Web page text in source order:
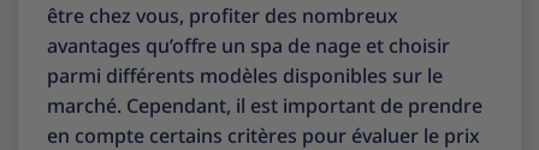
être chez vous, profiter des nombreux
avantages qu’offre un spa de nage et choisir
parmi différents modèles disponibles sur le
marché. Cependant, il est important de prendre
en compte certains critères pour évaluer le prix